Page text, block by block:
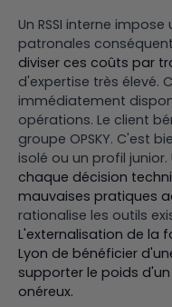
Un RSSI interne
patronales
diviser ces coûts par
d'expertise très élevé.
immédiatement
opérations. Le client
groupe OPSKY. C'est
isolé ou un profil junior.
chaque décision
mauvaises pratiques
rationalise les outils
L'externalisation de la
Lyon de bénéficier
supporter le poids
onéreux.